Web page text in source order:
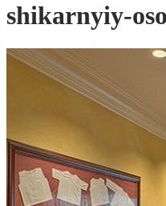
shikarnyiy-